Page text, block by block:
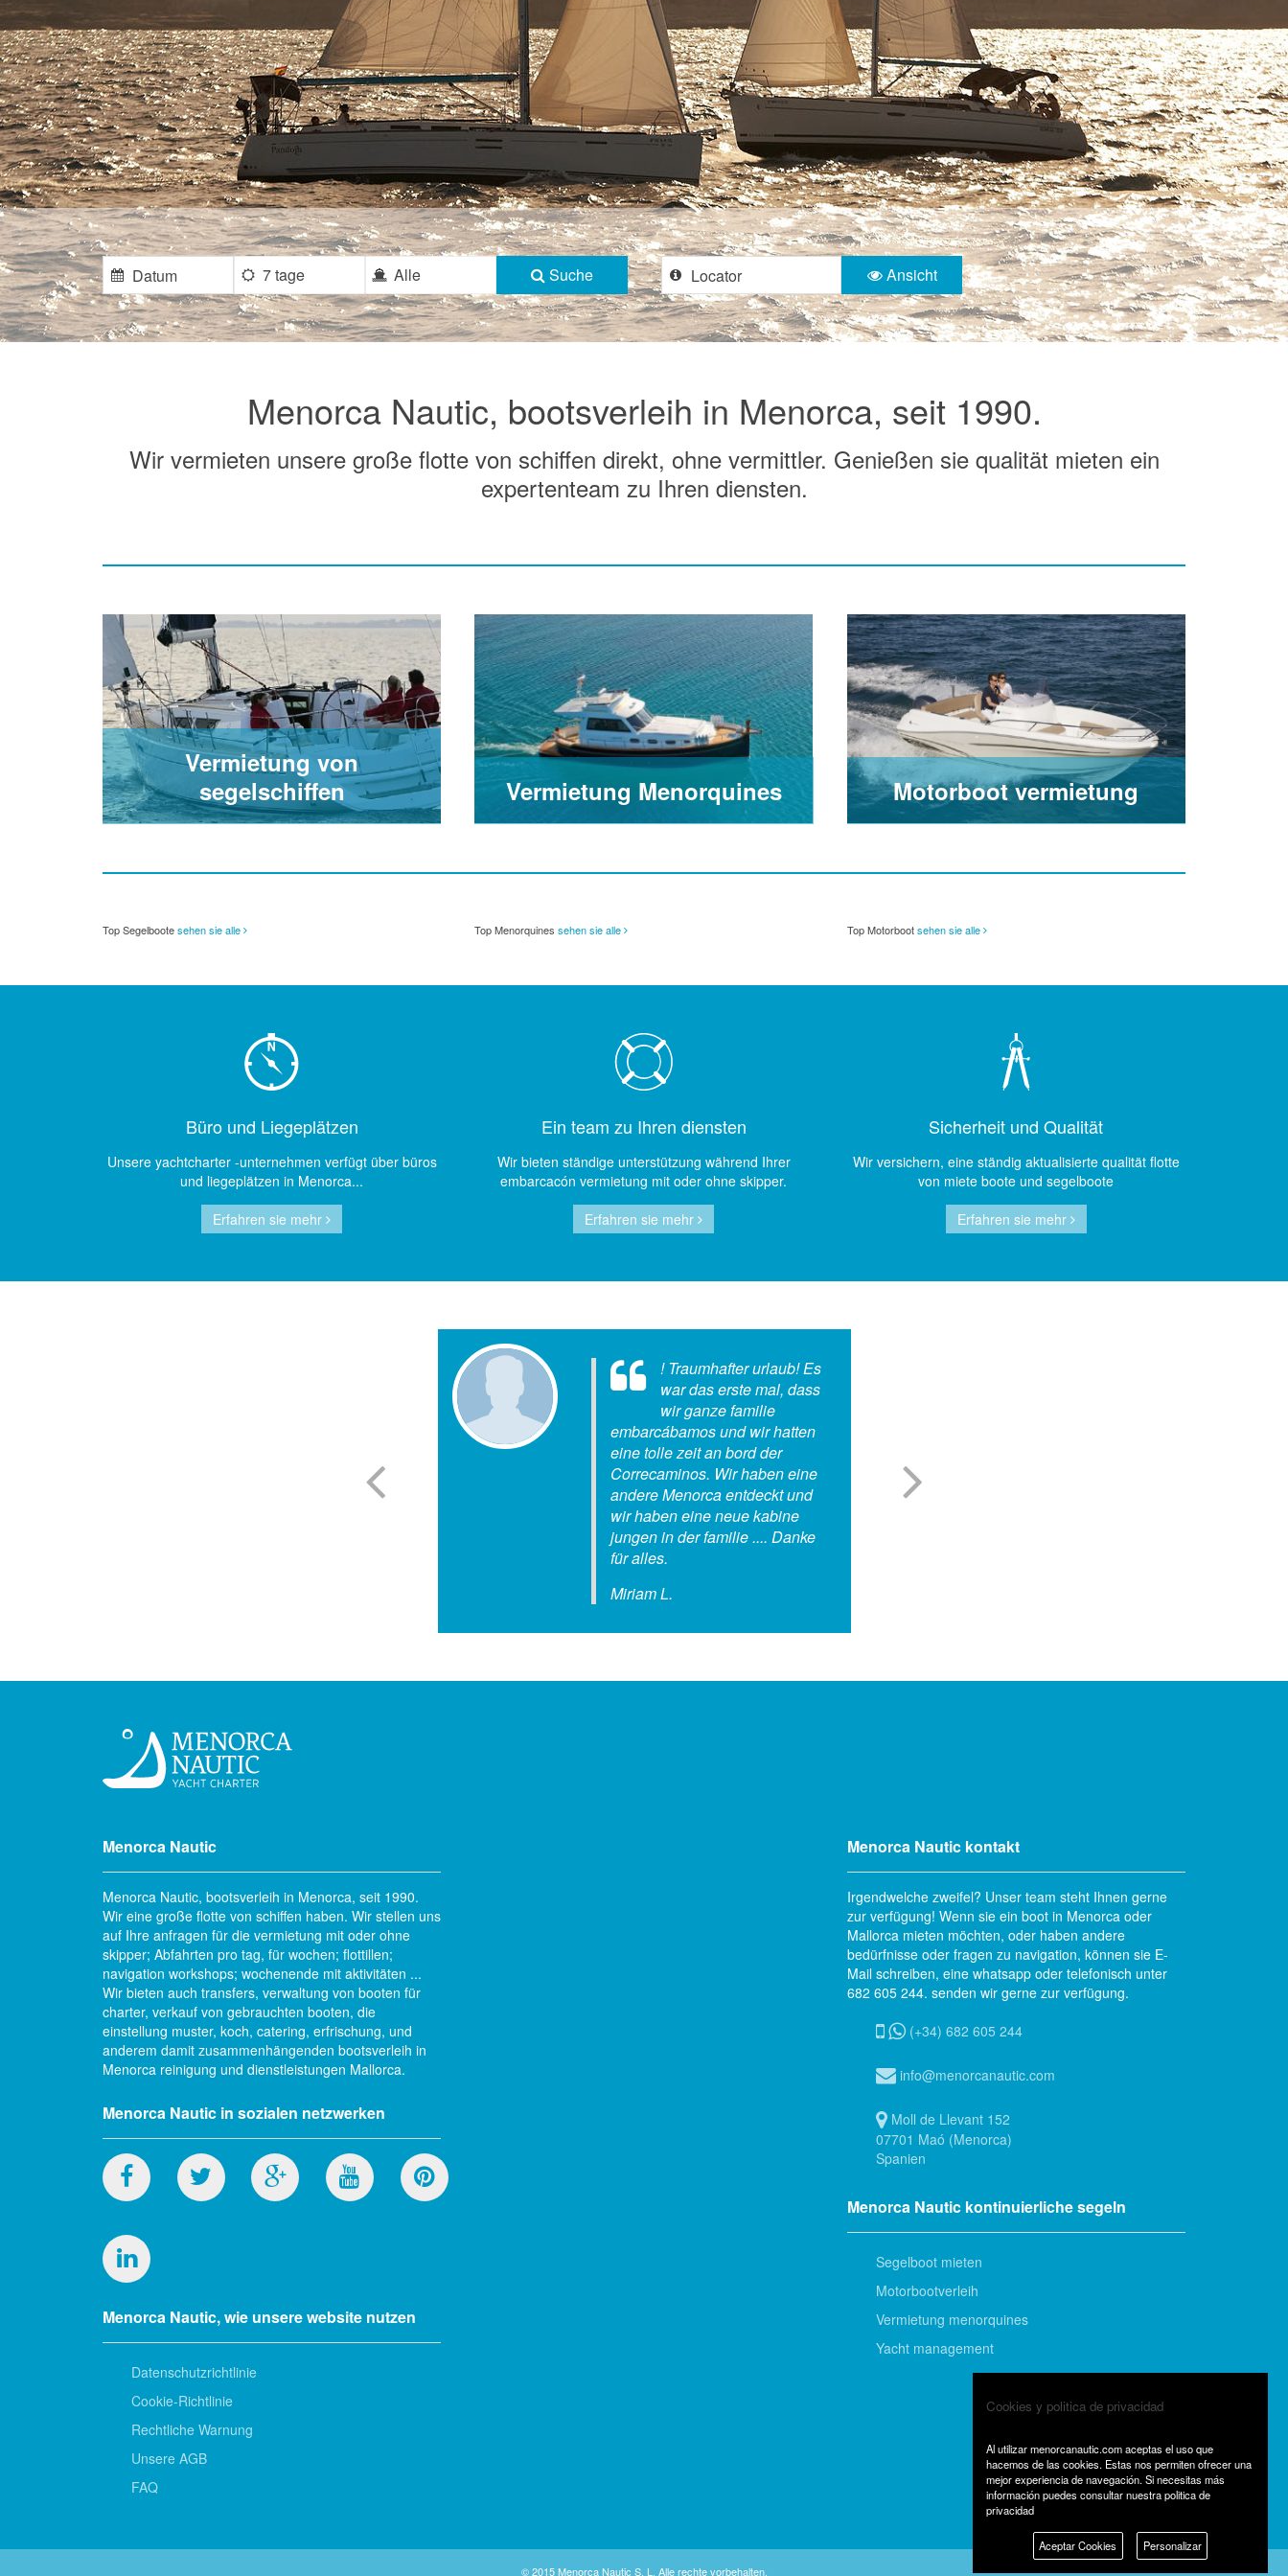
7 tage Alle Suche Ansicht
Menorca Nautic, bootsverleih in Menorca, seit 1990.
Wir vermieten unsere große flotte von schiffen direkt, ohne vermittler. Genießen sie qualität mieten ein
expertenteam zu Ihren diensten.
Vermietung von
segelschiffen
Vermietung Menorquines Motorboot vermietung
Top Segelbootesehen sie alle Top Menorquinessehen sie alle Top Motorbootsehen sie alle
Büro und Liegeplätzen
Unsere yachtcharter -unternehmen verfügt über büros
und liegeplätzen in Menorca...
Erfahren sie mehr
Ein team zu Ihren diensten
Wir bieten ständige unterstützung während Ihrer
embarcacón vermietung mit oder ohne skipper.
Erfahren sie mehr
Sicherheit und Qualität
Wir versichern, eine ständig aktualisierte qualität flotte
von miete boote und segelboote
Erfahren sie mehr
! Traumhafter urlaub! Es
war das erste mal, dass
wir ganze familie
embarcábamos und wir hatten
eine tolle zeit an bord der
Correcaminos. Wir haben eine
andere Menorca entdeckt und
wir haben eine neue kabine
jungen in der familie .... Danke
für alles.
Miriam L.
Hallo Berta. Ich wollte
Ihnen nur für die große
woche danken wir im
Puigmar verbracht. Xavi
majísimo, die große strecke und
natürlich das extrem
komfortables boot. Wir haben
keine probleme gehabt, und wir
wirklich genossen. Bis zum
nächsten mal!
Rosana P
Menorca Nautic
Menorca Nautic, bootsverleih in Menorca, seit 1990.
Wir eine große flotte von schiffen haben. Wir stellen uns
auf Ihre anfragen für die vermietung mit oder ohne
skipper; Abfahrten pro tag, für wochen; flottillen;
navigation workshops; wochenende mit aktivitäten ...
Wir bieten auch transfers, verwaltung von booten für
charter, verkauf von gebrauchten booten, die
einstellung muster, koch, catering, erfrischung, und
anderem damit zusammenhängenden bootsverleih in
Menorca reinigung und dienstleistungen Mallorca.
Menorca Nautic in sozialen netzwerken
Menorca Nautic, wie unsere website nutzen
Datenschutzrichtlinie
Cookie-Richtlinie
Rechtliche Warnung
Unsere AGB
FAQ
Menorca Nautic kontakt
Irgendwelche zweifel? Unser team steht Ihnen gerne
zur verfügung! Wenn sie ein boot in Menorca oder
Mallorca mieten möchten, oder haben andere
bedürfnisse oder fragen zu navigation, können sie E-
Mail schreiben, eine whatsapp oder telefonisch unter
682 605 244. senden wir gerne zur verfügung.
(+34) 682 605 244
info@menorcanautic.com
Moll de Llevant 152
07701 Maó (Menorca)
Spanien
Menorca Nautic kontinuierliche segeln
Segelboot mieten
Motorbootverleih
Vermietung menorquines
Yacht management
© 2015 Menorca Nautic S. L. Alle rechte vorbehalten.
Cookies y politica de privacidad
Al utilizar menorcanautic.com aceptas el uso que
hacemos de las cookies. Estas nos permiten ofrecer una
mejor experiencia de navegación. Si necesitas más
información puedes consultarnuestra politica de
privacidad
Aceptar Cookies Personalizar